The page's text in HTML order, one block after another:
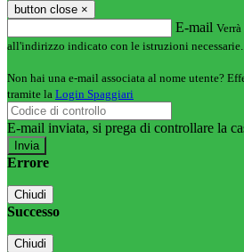
button close ×
E-mail
all'indirizzo indicato con le istruzioni necessarie.
Non hai una e-mail associata al nome utente?
tramite la Login Spaggiari
E-mail inviata, si prega di controllare la
Errore
Chiudi
Successo
Chiudi